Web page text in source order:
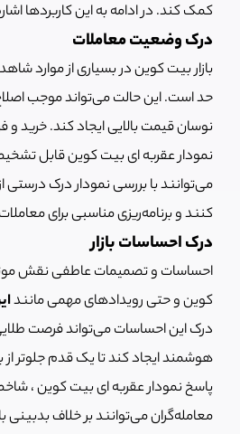
کمک کند. در ادامه به این کاربردها
درک وضعیت معاملات
بازار بیت کوین در بسیاری از موارد
حد است. این حالت می‌تواند موجب
نوسان قیمت بالایی ایجاد کند. خرید
نمودار عقربه ای بیت کوین قابل
می‌توانند با بررسی نمودار درک درستی
کنند و برنامه‌ریزی مناسبی برای
درک احساسات بازار
احساسات و تصمیمات عاطفی نقش
کوین و حتی رویدادهای مهمی مانند
درک این احساسات می‌تواند فرصت
هوشمند ایجاد کند تا یک قدم جلوتر از
پاسخ نمودار عقربه ای بیت کوین ،
معامله‌گران می‌توانند بر خلاف بدبینی